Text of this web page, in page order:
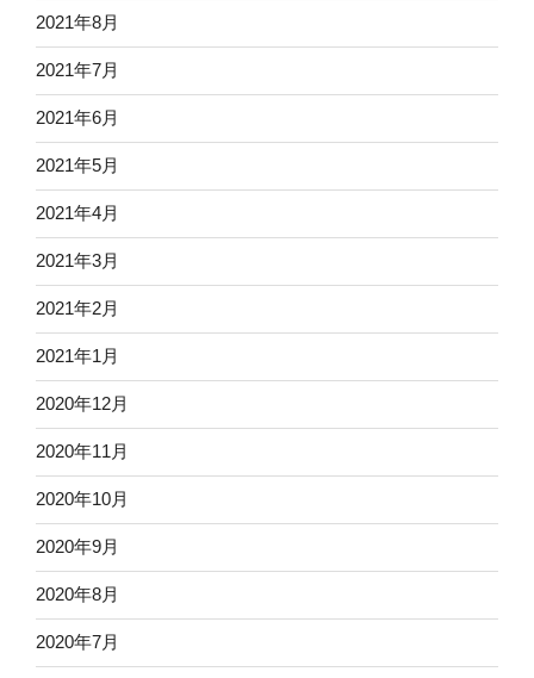
2021年8月
2021年7月
2021年6月
2021年5月
2021年4月
2021年3月
2021年2月
2021年1月
2020年12月
2020年11月
2020年10月
2020年9月
2020年8月
2020年7月